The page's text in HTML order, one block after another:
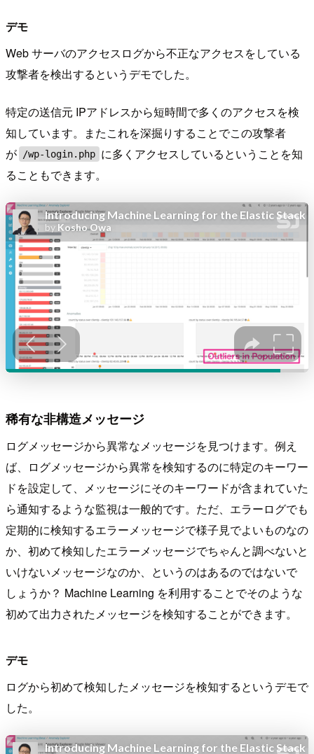
デモ
Web サーバのアクセスログから不正なアクセスをしている
攻撃者を検出するというデモでした。
特定の送信元 IPアドレスから短時間で多くのアクセスを検
知しています。またこれを深掘りすることでこの攻撃者
が
/wp-login.php に多くアクセスしているということを知
ることもできます。
稀有な非構造メッセージ
ログメッセージから異常なメッセージを見つけます。例え
ば、ログメッセージから異常を検知するのに特定のキーワー
ドを設定して、メッセージにそのキーワードが含まれていた
ら通知するような監視は一般的です。ただ、エラーログでも
定期的に検知するエラーメッセージで様子見でよいものなの
か、初めて検知したエラーメッセージでちゃんと調べないと
いけないメッセージなのか、というのはあるのではないで
しょうか？ Machine Learning を利用することでそのような
初めて出力されたメッセージを検知することができます。
デモ
ログから初めて検知したメッセージを検知するというデモで
した。